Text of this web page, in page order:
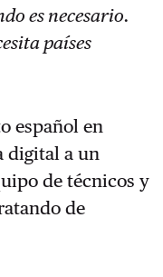
es necesario.
países
español en
digital a un
de técnicos y
de